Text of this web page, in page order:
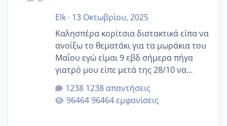
Elk· 13 Οκτωβρίου, 2025
Καλησπέρα κορίτσια διστακτικά είπα να
ανοίξω το θεματάκι για τα μωράκια του
Μαΐου εγώ είμαι 9 εβδ σήμερα πήγα
γιατρό μου είπε μετά της 28/10 να
κλείσω ραντεβού για την αυχενική είναι
καμιά άλλη κοπέλα να γεννάει Μάιο ;;
1238 απαντήσεις
96464 εμφανίσεις